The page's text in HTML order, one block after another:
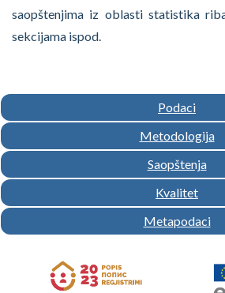
saopštenjima iz oblasti statistika
sekcijama ispod.
Podaci
Metodologija
Saopštenja
Kvalitet
Metapodaci